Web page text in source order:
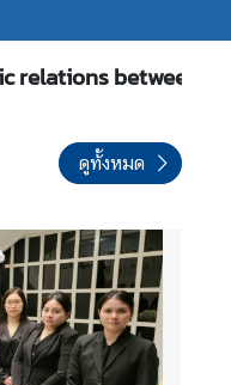
between Thailand
ดูทั้งหมด